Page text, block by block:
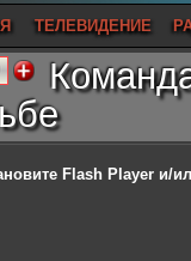
ТЕЛЕВИДЕНИЕ
Flash Player и/